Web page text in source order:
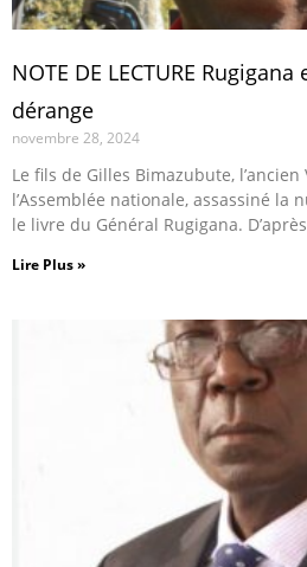
NOTE DE LECTURE
dérange
novembre 28, 2024
Le fils de Gilles Bimazubute,
l’Assemblée nationale, assassiné la
le livre du Général Rugigana. D’après
Lire Plus »